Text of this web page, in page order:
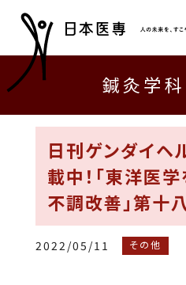
鍼灸学
日刊ゲンダイヘ
載中！「東洋医
不調改善」第十
2022/05/11 その他